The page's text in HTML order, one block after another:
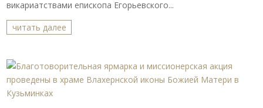
викариатствами епископа Егорьевского...
читать далее